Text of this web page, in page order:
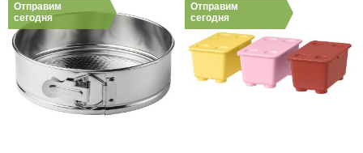
Отправим
сегодня
Отправим
сегодня